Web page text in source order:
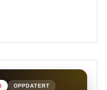
OPPDATERT